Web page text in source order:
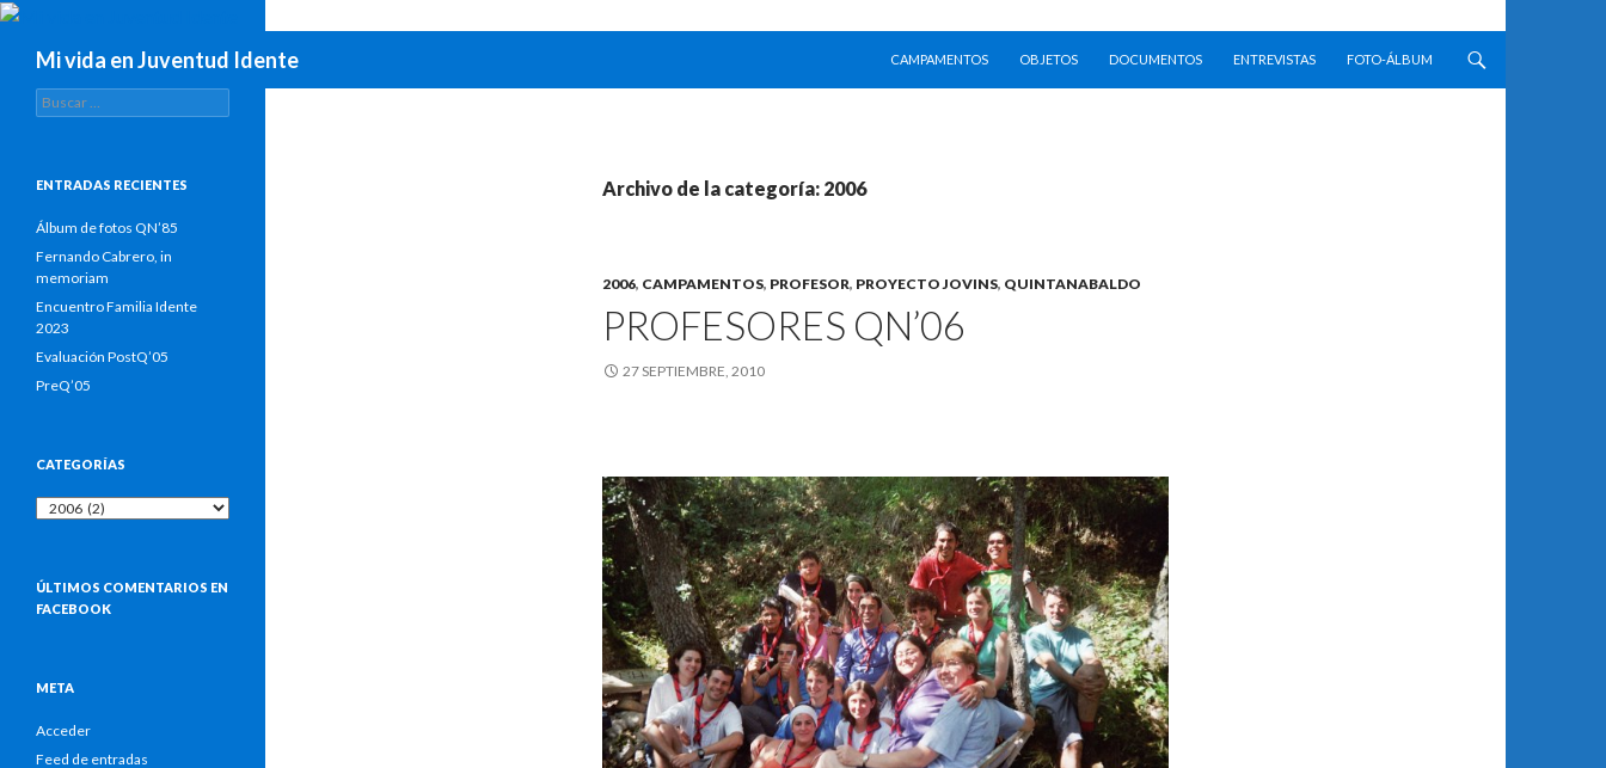
Mi vida en Juventud Idente
CAMPAMENTOS
OBJETOS DOCUMENTOS ENTREVISTAS FOTO-ÁLBUM
Archivo de la categoría: 2006
2006, CAMPAMENTOS, PROFESOR, PROYECTO JOVINS, QUINTANABALDO
PROFESORES QN’06
27 SEPTIEMBRE, 2010
Buscar:
ENTRADAS RECIENTES
Álbum de fotos QN’85
Fernando Cabrero, in
memoriam
Encuentro Familia Idente
2023
Evaluación PostQ’05
PreQ’05
CATEGORÍAS
Categorías
ÚLTIMOS COMENTARIOS EN
FACEBOOK
META
Acceder
Feed de entradas